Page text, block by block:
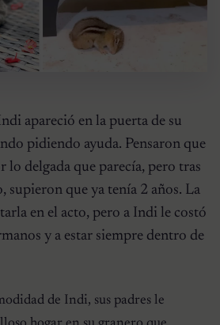
apareció en la puerta de su
pidiendo ayuda. Pensaron que
lo delgada que parecía, pero tras
supieron que ya tenía 2 años. La
en el acto, pero a Indi le costó
y a estar siempre dentro de
de Indi, sus padres le